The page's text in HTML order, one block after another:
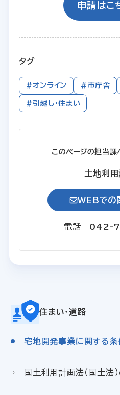
申請はこ
タグ
#オンライン #市庁舎
#引越し・住まい
このページの担当
土地利
WEBでの
電話 042-
住まい・道路
宅地開発事業に関する条
国土利用計画法（国土法